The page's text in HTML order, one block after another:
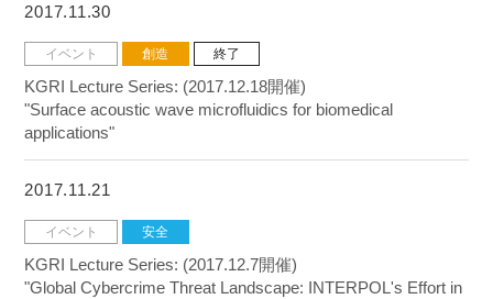
2017.11.30
イベント 創造 終了
KGRI Lecture Series: (2017.12.18開催)
"Surface acoustic wave microfluidics for biomedical
applications"
2017.11.21
イベント 安全
KGRI Lecture Series: (2017.12.7開催)
"Global Cybercrime Threat Landscape: INTERPOL's Effort in